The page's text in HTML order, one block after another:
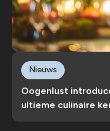
Oogenlust
ultieme culinaire
Nieuws